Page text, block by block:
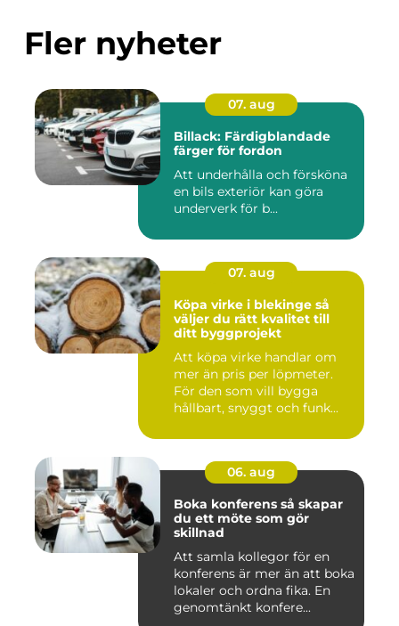
Fler nyheter
07. aug
Billack: Färdigblandade
färger för fordon
Att underhålla och försköna
en bils exteriör kan göra
underverk för b...
07. aug
Köpa virke i blekinge så
väljer du rätt kvalitet till
ditt byggprojekt
Att köpa virke handlar om
mer än pris per löpmeter.
För den som vill bygga
hållbart, snyggt och funk...
06. aug
Boka konferens så skapar
du ett möte som gör
skillnad
Att samla kollegor för en
konferens är mer än att boka
lokaler och ordna fika. En
genomtänkt konfere...